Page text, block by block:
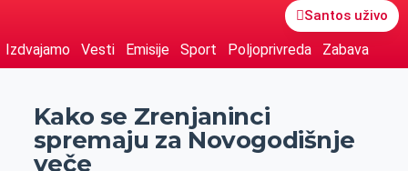
Santos uživo
Izdvajamo Vesti Emisije Sport Poljoprivreda Zabava
Kako se Zrenjaninci
spremaju za Novogodišnje
veče